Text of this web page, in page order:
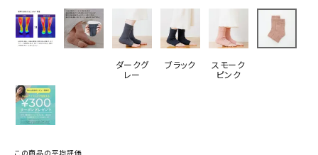
ダークグ
レー
ブラック
スモーク
ピンク